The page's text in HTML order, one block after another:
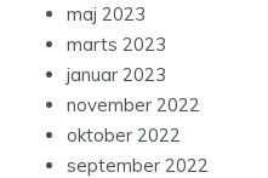
maj 2023
marts 2023
januar 2023
november 2022
oktober 2022
september 2022